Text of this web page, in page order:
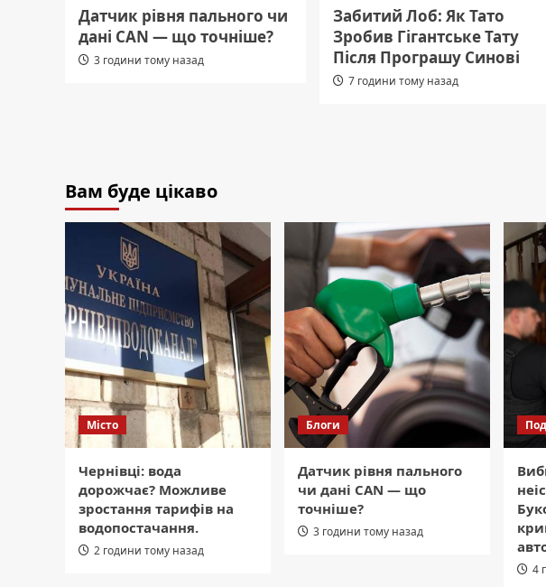
Датчик рівня пального чи
дані CAN — що точніше?
3 години тому назад
Забитий Лоб: Як Тато
Зробив Гігантське Тату
Після Програшу Синові
7 години тому назад
Вам буде цікаво
Місто
Чернівці: вода
дорожчає? Можливе
зростання тарифів на
водопостачання.
2 години тому назад
Блоги
Датчик рівня пального
чи дані CAN — що
точніше?
3 години тому назад
4